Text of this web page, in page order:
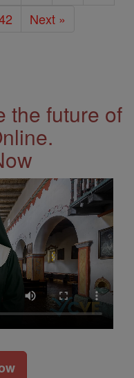
Next »
the future of